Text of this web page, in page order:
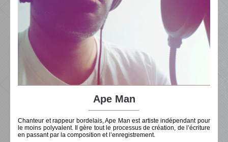
Ape Man
Chanteur et rappeur bordelais, Ape Man est artiste indépendant pour
le moins polyvalent. Il gère tout le processus de création, de l’écriture
en passant par la composition et l’enregistrement.